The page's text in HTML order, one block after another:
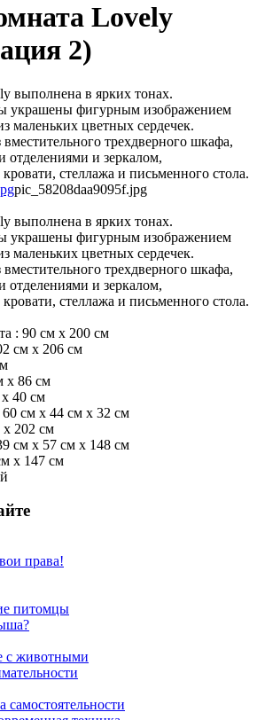
Lovely
2)
выполнена в ярких тонах.
украшены фигурным изображением
маленьких цветных сердечек.
трехдверного шкафа,
и зеркалом,
стеллажа и письменного стола.
pic_58208daa9095f.jpg
выполнена в ярких тонах.
украшены фигурным изображением
маленьких цветных сердечек.
трехдверного шкафа,
и зеркалом,
стеллажа и письменного стола.
: 90 см х 200 см
см x 206 см
x 86 см
40 см
см x 44 см x 32 см
202 см
см x 57 см x 148 см
x 147 см
права!
питомцы
с животными
самостоятельности